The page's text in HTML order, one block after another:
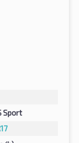
Sport